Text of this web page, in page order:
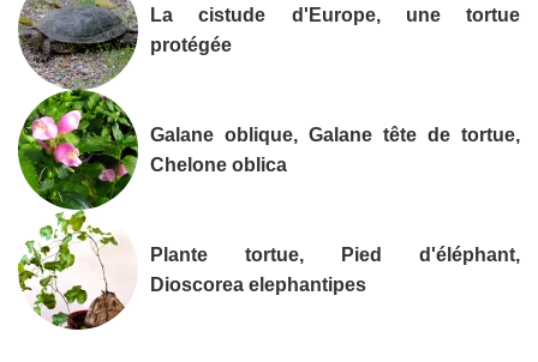
La cistude d'Europe, une tortue
protégée
Galane oblique, Galane tête de tortue,
Chelone oblica
Plante tortue, Pied d'éléphant,
Dioscorea elephantipes